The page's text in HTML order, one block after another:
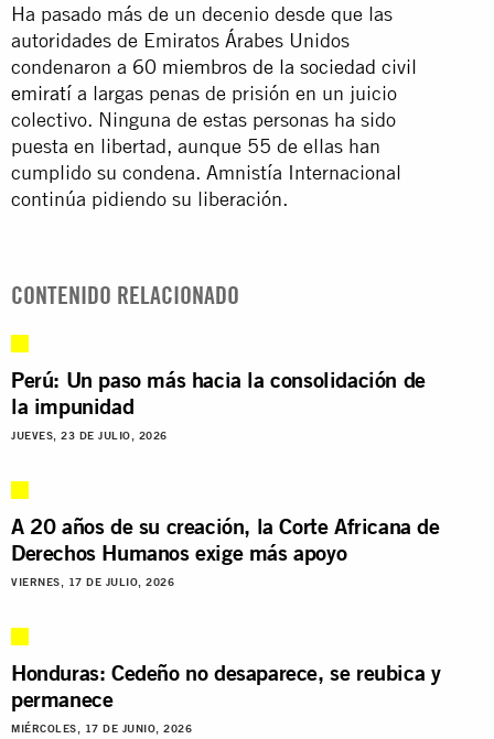
Ha pasado más de un decenio desde que las
autoridades de Emiratos Árabes Unidos
condenaron a 60 miembros de la sociedad civil
emiratí a largas penas de prisión en un juicio
colectivo. Ninguna de estas personas ha sido
puesta en libertad, aunque 55 de ellas han
cumplido su condena. Amnistía Internacional
continúa pidiendo su liberación.
CONTENIDO RELACIONADO
Perú: Un paso más hacia la consolidación de
la impunidad
JUEVES, 23 DE JULIO, 2026
A 20 años de su creación, la Corte Africana de
Derechos Humanos exige más apoyo
VIERNES, 17 DE JULIO, 2026
Honduras: Cedeño no desaparece, se reubica y
permanece
MIÉRCOLES, 17 DE JUNIO, 2026